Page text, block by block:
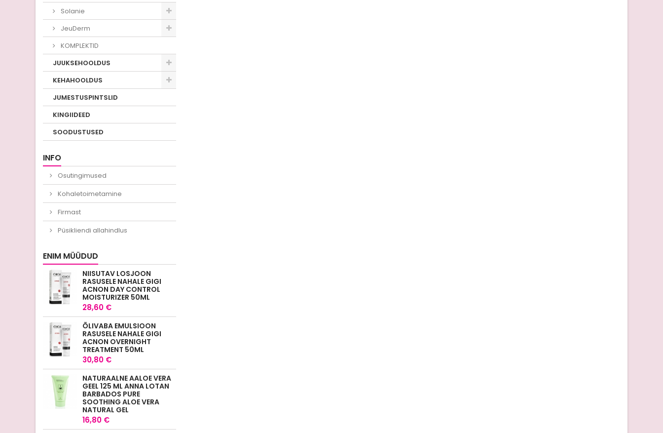
Solanie
JeuDerm
KOMPLEKTID
JUUKSEHOOLDUS
KEHAHOOLDUS
JUMESTUSPINTSLID
KINGIIDEED
SOODUSTUSED
INFO
Osutingimused
Kohaletoimetamine
Firmast
Püsikliendi allahindlus
ENIM MÜÜDUD
NIISUTAV LOSJOON
RASUSELE NAHALE GIGI
ACNON DAY CONTROL
MOISTURIZER 50ML
28,60 €
ÕLIVABA EMULSIOON
RASUSELE NAHALE GIGI
ACNON OVERNIGHT
TREATMENT 50ML
30,80 €
NATURAALNE AALOE VERA
GEEL 125 ML ANNA LOTAN
BARBADOS PURE
SOOTHING ALOE VERA
NATURAL GEL
16,80 €